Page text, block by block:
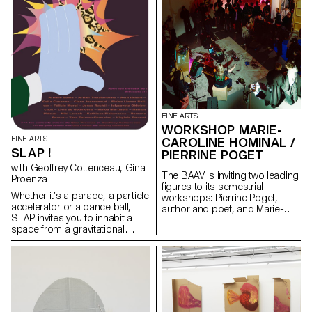
FINE ARTS
SLAP !
with Geoffrey Cottenceau, Gina
Proenza
Whether it’s a parade, a particle
accelerator or a dance ball,
SLAP invites you to inhabit a
space from a gravitational
perspective. Positioned on the
and find themselves
exchanging with one another to
create fortuitous narratives, as
FINE ARTS
WORKSHOP MARIE-
CAROLINE HOMINAL /
PIERRINE POGET
The BAAV is inviting two leading
figures to its semestrial
workshops: Pierrine Poget,
author and poet, and Marie-
The former, described by one
student as an "osteopath of the
brain", invites a group of
students to make a family with
the voices in their heads, while
the latter invites bodies into the
space of the party for a